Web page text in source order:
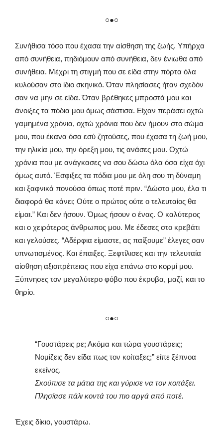
○●○
Συνήθισα τόσο που έχασα την αίσθηση της ζωής. Υπήρχα
από συνήθεια, πηδιόμουν από συνήθεια, δεν ένιωθα από
συνήθεια. Μέχρι τη στιγμή που σε είδα στην πόρτα όλα
κυλούσαν στο ίδιο σκηνικό. Όταν πλησίασες ήταν σχεδόν
σαν να μην σε είδα. Όταν βρέθηκες μπροστά μου και
άνοιξες τα πόδια μου όμως σάστισα. Είχαν περάσει οχτώ
γαμημένα χρόνια, οχτώ χρόνια που δεν ήμουν στο σώμα
μου, που έκανα όσα εσύ ζητούσες, που έχασα τη ζωή μου,
την ηλικία μου, την όρεξη μου, τις ανάσες μου. Οχτώ
χρόνια που με ανάγκασες να σου δώσω όλα όσα είχα όχι
όμως αυτό. Έσφιξες τα πόδια μου με όλη σου τη δύναμη
και ξαφνικά πονούσα όπως ποτέ πριν. “Δώστο μου, έλα τι
διαφορά θα κάνει; Ούτε ο πρώτος ούτε ο τελευταίος θα
είμαι.” Και δεν ήσουν. Όμως ήσουν ο ένας. Ο καλύτερος
και ο χειρότερος άνθρωπος μου. Με έδεσες στο κρεβάτι
και γελούσες. “Αδέρφια είμαστε, ας παίξουμε” έλεγες σαν
υπνωτισμένος. Και έπαιξες. Ξεφτίλισες και την τελευταία
αίσθηση αξιοπρέπειας που είχα επάνω στο κορμί μου.
Ξύπνησες τον μεγαλύτερο φόβο που έκρυβα, μαζί, και το
θηρίο.
○●○
“Γουστάρεις ρε; Ακόμα και τώρα γουστάρεις;
Νομίζεις δεν είδα πως τον κοίταξες;” είπε ξέπνοα
εκείνος.
Σκούπισε τα μάτια της και γύρισε να τον κοιτάξει.
Πλησίασε πάλι κοντά του πιο αργά από ποτέ.
Έχεις δίκιο, γουστάρω.